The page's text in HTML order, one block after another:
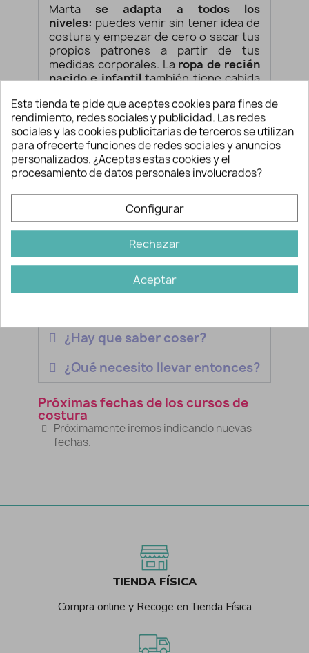
Marta se adapta a todos los
niveles: puedes venir sin tener idea de
costura y empezar de cero o sacar tus
propios patrones a partir de tus
medidas corporales. La ropa de recién
nacido e infantiltambién tiene cabida
vestidos, etc. Crearaccesorios de
modacomo bolsos, elementos para
elhogar, bien sean decorativos como
cojines o más prácticos como manteles
y delantales, etc. Incluso collares y ropa
para nuestros amigos perrunos.
¿Conoces la sensación de vestir algo
confeccionado por ti mism@?
Descúbrela en Lluvia de Ideas.
¿Cuántas personas hay por
clase?
¿Necesito llevar mi máquina de
¿Hay que saber coser?
¿Qué necesito llevar entonces?
Próximas fechas de los cursos de
costura
Próximamente iremos indicando nuevas
fechas.
TIENDA FÍSICA
Compra online y Recoge en Tienda Física
Esta tienda te pide que aceptes cookies para fines de
rendimiento, redes sociales y publicidad. Las redes
sociales y las cookies publicitarias de terceros se utilizan
para ofrecerte funciones de redes sociales y anuncios
personalizados. ¿Aceptas estas cookies y el
procesamiento de datos personales involucrados?
Configurar
Rechazar
Aceptar